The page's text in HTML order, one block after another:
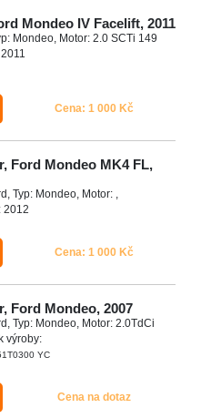
Mondeo IV Facelift, 2011
Mondeo, Motor: 2.0 SCTi 149
Cena: 1 000 Kč
Ford Mondeo MK4 FL,
Typ: Mondeo, Motor: ,
2012
Cena: 1 000 Kč
Ford Mondeo, 2007
Typ: Mondeo, Motor: 2.0TdCi
výroby:
YC
Cena na dotaz